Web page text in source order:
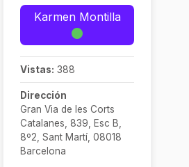
Karmen Montilla
Vistas: 388
Dirección
Gran Via de les Corts
Catalanes, 839, Esc B,
8º2, Sant Martí, 08018
Barcelona